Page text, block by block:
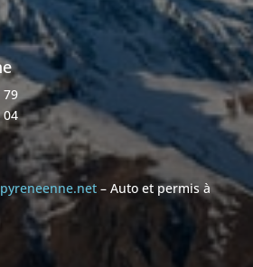
79
04
– Auto et permis à